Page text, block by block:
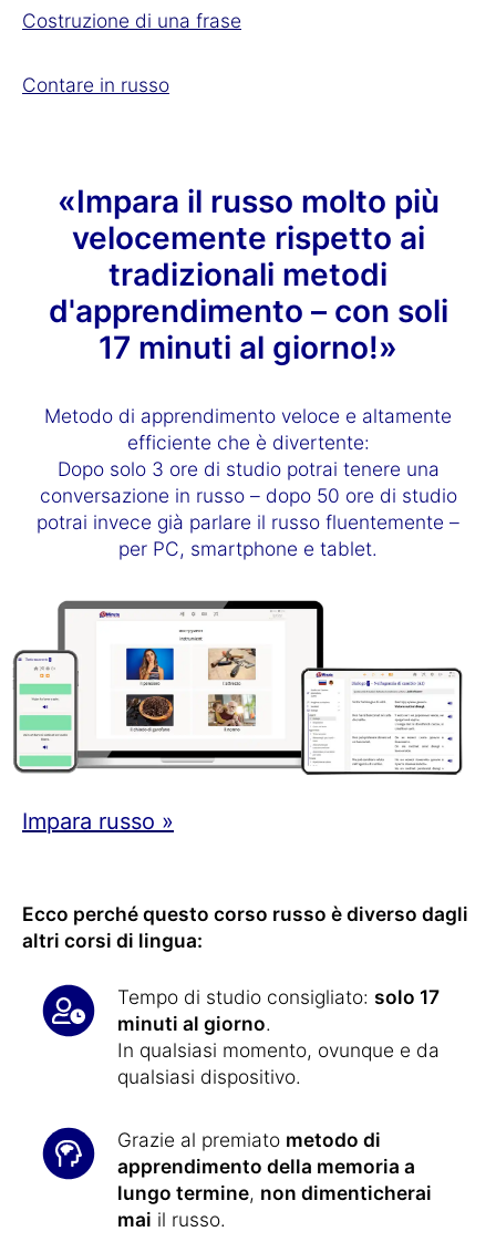
Costruzione di una frase
Contare in russo
«Impara il russo molto più
velocemente rispetto ai
tradizionali metodi
d'apprendimento – con soli
17 minuti al giorno!»
Metodo di apprendimento veloce e altamente
efficiente che è divertente:
Dopo solo 3 ore di studio potrai tenere una
conversazione in russo – dopo 50 ore di studio
potrai invece già parlare il russo fluentemente –
per PC, smartphone e tablet.
Impara russo »
Ecco perché questo corso russo è diverso dagli
altri corsi di lingua:
Tempo di studio consigliato: solo 17
minuti al giorno.
In qualsiasi momento, ovunque e da
qualsiasi dispositivo.
Grazie al premiato metodo di
apprendimento della memoria a
lungo termine, non dimenticherai
mai il russo.